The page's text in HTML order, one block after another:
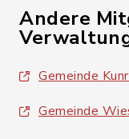
Andere
Gemeinde
Gemeinde